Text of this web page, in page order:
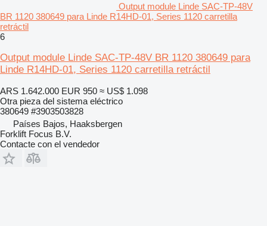
Output module Linde SAC-TP-48V
BR 1120 380649 para Linde R14HD-01, Series 1120 carretilla
retráctil
6
Output module Linde SAC-TP-48V BR 1120 380649 para
Linde R14HD-01, Series 1120 carretilla retráctil
ARS 1.642.000 EUR 950 ≈ US$ 1.098
Otra pieza del sistema eléctrico
380649 #3903503828
Países Bajos, Haaksbergen
Forklift Focus B.V.
Contacte con el vendedor